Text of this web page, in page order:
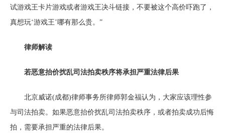
试游戏王卡片游戏或者游戏王决斗链接，不要被这个高价吓跑了，
真想玩‘游戏王’哪有那么贵。”
律师解读
若恶意抬价扰乱司法拍卖秩序将承担严重法律后果
北京威诺(成都)律师事务所律师郭金福认为，大家应该理性参
与司法拍卖。如果恶意抬价扰乱司法拍卖秩序，或者拍卖成功后悔
拍，需要承担严重的法律后果。